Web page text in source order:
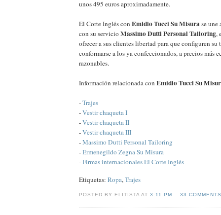
unos 495 euros aproximadamente.
El Corte Inglés con Emidio Tucci Su Misurase
con su servicioMassimo Dutti Personal Tailoring,
ofrecer a sus clientes libertad para que configuren su
conformarse a los ya confeccionados, a precios más
razonables.
Información relacionada con Emidio Tucci Su
-Trajes
-Vestir chaqueta I
-Vestir chaqueta II
-Vestir chaqueta III
-Massimo Dutti Personal Tailoring
-Ermenegildo Zegna Su Misura
-Firmas internacionales El Corte Inglés
Etiquetas: Ropa,Trajes
POSTED BY ELITISTA AT3:11 PM 33 COMMENTS